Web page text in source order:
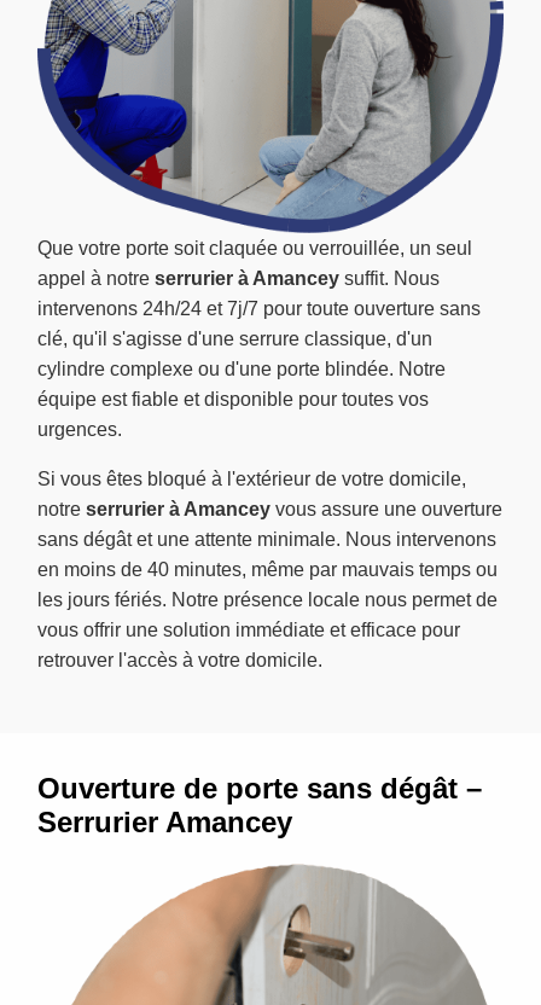
Que votre porte soit claquée ou verrouillée, un seul
appel à notre serrurier à Amancey suffit. Nous
intervenons 24h/24 et 7j/7 pour toute ouverture sans
clé, qu'il s'agisse d'une serrure classique, d'un
cylindre complexe ou d'une porte blindée. Notre
équipe est fiable et disponible pour toutes vos
urgences.
Si vous êtes bloqué à l'extérieur de votre domicile,
notre serrurier à Amancey vous assure une ouverture
sans dégât et une attente minimale. Nous intervenons
en moins de 40 minutes, même par mauvais temps ou
les jours fériés. Notre présence locale nous permet de
vous offrir une solution immédiate et efficace pour
retrouver l'accès à votre domicile.
Ouverture de porte sans dégât –
Serrurier Amancey